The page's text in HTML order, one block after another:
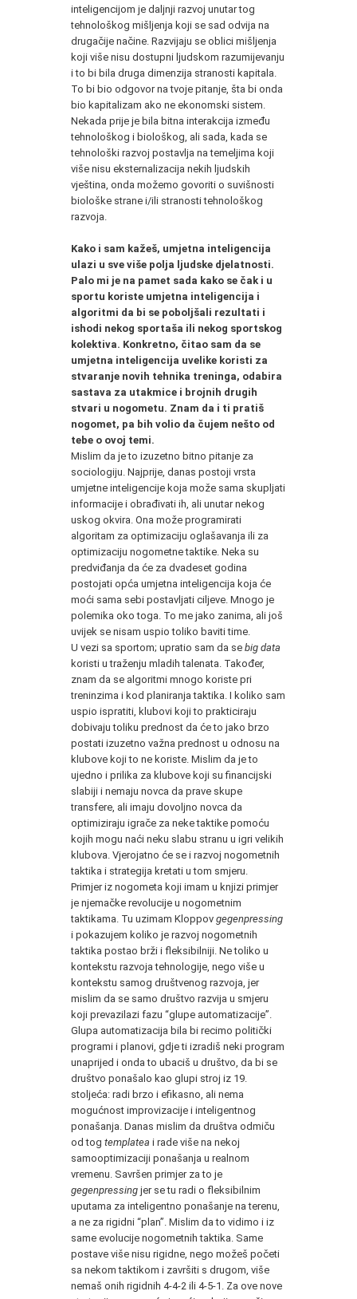
inteligencijom je daljnji razvoj unutar tog
tehnološkog mišljenja koji se sad odvija na
drugačije načine. Razvijaju se oblici mišljenja
koji više nisu dostupni ljudskom razumijevanju
i to bi bila druga dimenzija stranosti kapitala.
To bi bio odgovor na tvoje pitanje, šta bi onda
bio kapitalizam ako ne ekonomski sistem.
Nekada prije je bila bitna interakcija između
tehnološkog i biološkog, ali sada, kada se
tehnološki razvoj postavlja na temeljima koji
više nisu eksternalizacija nekih ljudskih
vještina, onda možemo govoriti o suvišnosti
biološke strane i/ili stranosti tehnološkog
razvoja.
Kako i sam kažeš, umjetna inteligencija
ulazi u sve više polja ljudske djelatnosti.
Palo mi je na pamet sada kako se čak i u
sportu koriste umjetna inteligencija i
algoritmi da bi se poboljšali rezultati i
ishodi nekog sportaša ili nekog sportskog
kolektiva. Konkretno, čitao sam da se
umjetna inteligencija uvelike koristi za
stvaranje novih tehnika treninga, odabira
sastava za utakmice i brojnih drugih
stvari u nogometu. Znam da i ti pratiš
nogomet, pa bih volio da čujem nešto od
tebe o ovoj temi.
Mislim da je to izuzetno bitno pitanje za
sociologiju. Najprije, danas postoji vrsta
umjetne inteligencije koja može sama skupljati
informacije i obrađivati ih, ali unutar nekog
uskog okvira. Ona može programirati
algoritam za optimizaciju oglašavanja ili za
optimizaciju nogometne taktike. Neka su
predviđanja da će za dvadeset godina
postojati opća umjetna inteligencija koja će
moći sama sebi postavljati ciljeve. Mnogo je
polemika oko toga. To me jako zanima, ali još
uvijek se nisam uspio toliko baviti time.
U vezi sa sportom; upratio sam da se big data
koristi u traženju mladih talenata. Također,
znam da se algoritmi mnogo koriste pri
treninzima i kod planiranja taktika. I koliko sam
uspio ispratiti, klubovi koji to prakticiraju
dobivaju toliku prednost da će to jako brzo
postati izuzetno važna prednost u odnosu na
klubove koji to ne koriste. Mislim da je to
ujedno i prilika za klubove koji su financijski
slabiji i nemaju novca da prave skupe
transfere, ali imaju dovoljno novca da
optimiziraju igrače za neke taktike pomoću
kojih mogu naći neku slabu stranu u igri velikih
klubova. Vjerojatno će se i razvoj nogometnih
taktika i strategija kretati u tom smjeru.
Primjer iz nogometa koji imam u knjizi primjer
je njemačke revolucije u nogometnim
taktikama. Tu uzimam Kloppov gegenpressing
i pokazujem koliko je razvoj nogometnih
taktika postao brži i fleksibilniji. Ne toliko u
kontekstu razvoja tehnologije, nego više u
kontekstu samog društvenog razvoja, jer
mislim da se samo društvo razvija u smjeru
koji prevazilazi fazu “glupe automatizacije”.
Glupa automatizacija bila bi recimo politički
programi i planovi, gdje ti izradiš neki program
unaprijed i onda to ubaciš u društvo, da bi se
društvo ponašalo kao glupi stroj iz 19.
stoljeća: radi brzo i efikasno, ali nema
mogućnost improvizacije i inteligentnog
ponašanja. Danas mislim da društva odmiču
od tog templatea i rade više na nekoj
samooptimizaciji ponašanja u realnom
vremenu. Savršen primjer za to je
gegenpressing jer se tu radi o fleksibilnim
uputama za inteligentno ponašanje na terenu,
a ne za rigidni “plan”. Mislim da to vidimo i iz
same evolucije nogometnih taktika. Same
postave više nisu rigidne, nego možeš početi
sa nekom taktikom i završiti s drugom, više
nemaš onih rigidnih 4-4-2 ili 4-5-1. Za ove nove